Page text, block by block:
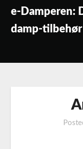
content
e-Damperen:
damp-tilbehør